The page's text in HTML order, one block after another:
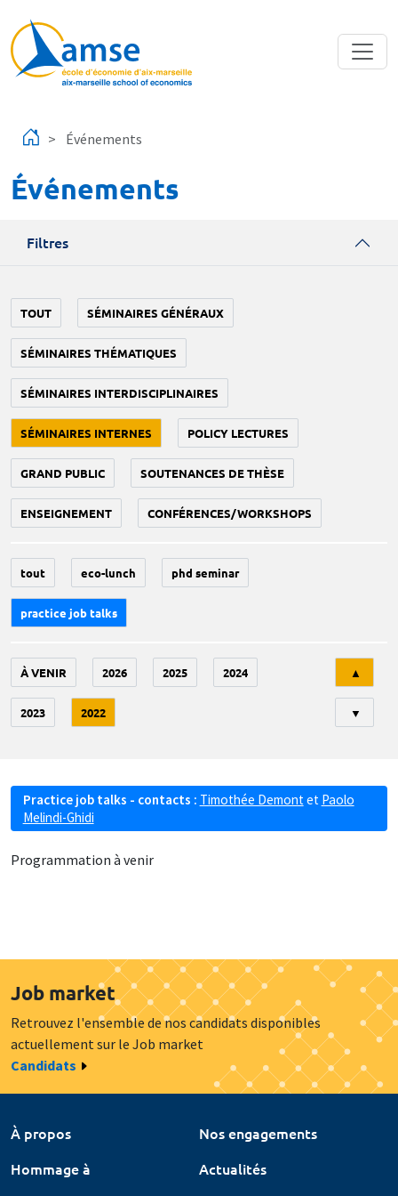
Événements
Événements
Filtres
TOUT SÉMINAIRES GÉNÉRAUX
SÉMINAIRES THÉMATIQUES
SÉMINAIRES INTERDISCIPLINAIRES
SÉMINAIRES INTERNES POLICY LECTURES
GRAND PUBLIC SOUTENANCES DE THÈSE
ENSEIGNEMENT CONFÉRENCES/WORKSHOPS
tout eco-lunch phd seminar
practice job talks
À VENIR 2026 2025 2024
2023 2022
▲
▼
Practice job talks - contacts : Timothée Demont et Paolo
Melindi-Ghidi
Programmation à venir
Job market
Retrouvez l'ensemble de nos candidats disponibles
actuellement sur le Job market
Candidats
À propos
Nos engagements
Hommage à
Actualités